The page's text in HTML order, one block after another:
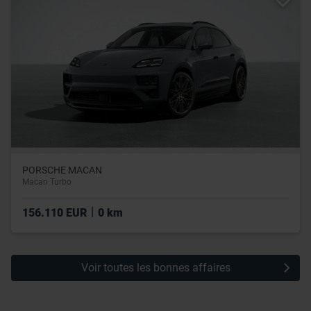
PORSCHE MACAN
Macan Turbo
156.110 EUR 0 km
Voir toutes les bonnes affaires